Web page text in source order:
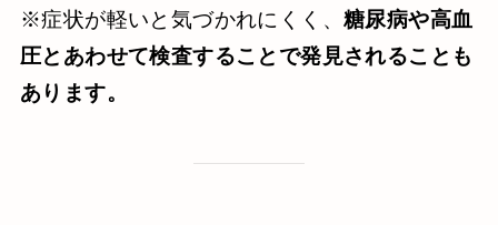
※症状が軽いと気づかれにくく、 糖尿病や高血
圧とあわせて検査することで発見されることも
あります。